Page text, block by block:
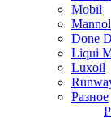
Mobil
Mannol
Done
Liqui
Luxoil
Разное